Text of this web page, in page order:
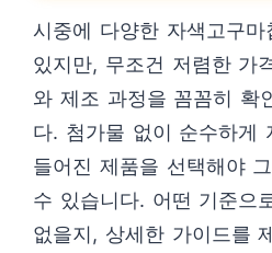
시중에 다양한 자색고구마
있지만, 무조건 저렴한 가
와 제조 과정을 꼼꼼히 확
다. 첨가물 없이 순수하게
들어진 제품을 선택해야
수 있습니다. 어떤 기준으
없을지, 상세한 가이드를